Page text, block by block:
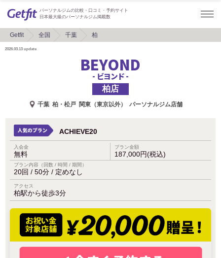
パーソナルジムの比較・口コミ・予約サイト
日本最大級のパーソナルジム掲載数
Getfit 全国 千葉 柏
2026.03.13 update
BEYOND
- ビヨンド -
柏店
千葉 柏・松戸 関東（東京以外） パーソナルジム店舗
ACHIEVE20
入会金
無料
プラン金額
187,000円(税込)
プラン内容（回数 / 時間 / 期間）
20回 / 50分 / 定めなし
アクセス
柏駅から徒歩3分